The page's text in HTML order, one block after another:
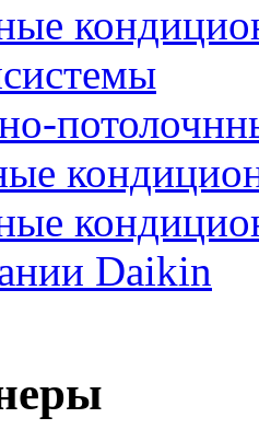
Daikin